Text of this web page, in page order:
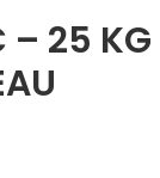
– 25 KG